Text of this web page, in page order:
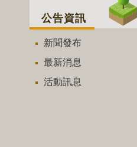
公告資訊
新聞發布
最新消息
活動訊息